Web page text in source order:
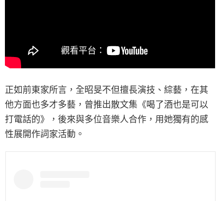
正如前東家所言，全昭旻不但擅長演技、綜藝，在其
他方面也多才多藝，曾推出散文集《喝了酒也是可以
打電話的》，後來與多位音樂人合作，用她獨有的感
性展開作詞家活動。